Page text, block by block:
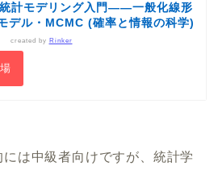
計モデリング入門――一般化線形
デル・MCMC (確率と情報の科学)
created by Rinker
は中級者向けですが、統計学